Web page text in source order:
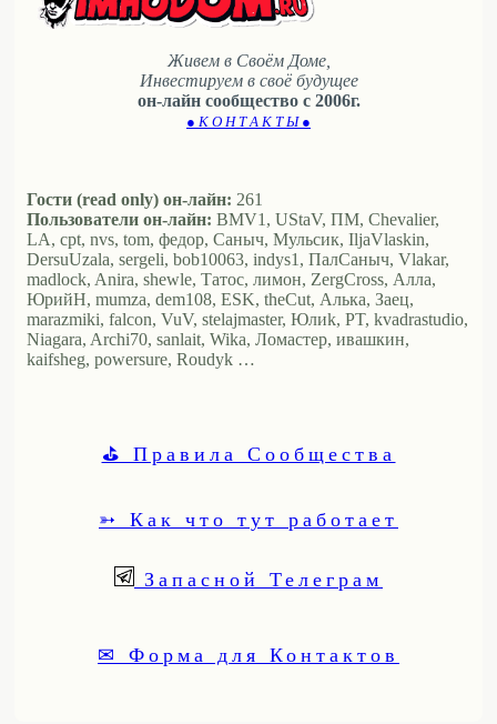
Живем в Своём Доме,
Инвестируем в своё будущее
он-лайн сообщество с 2006г.
● К О Н Т А К Т Ы ●
Гости (read only) он-лайн: 261
Пользователи он-лайн: BMV1, UStaV, ПМ, Chevalier,
LA, cpt, nvs, tom, федор, Саныч, Мульсик, IljaVlaskin,
DersuUzala, sergeli, bob10063, indys1, ПалСаныч, Vlakar,
madlock, Anira, shewle, Татос, лимон, ZergCross, Алла,
ЮрийН, mumza, dem108, ESK, theCut, Алька, Заец,
marazmiki, falcon, VuV, stelajmaster, Юлиk, PT, kvadrastudio,
Niagara, Archi70, sanlait, Wika, Ломастер, ивашкин,
kaifsheg, powersure, Roudyk …
⛳ Правила Сообщества
➳ Как что тут работает
Запасной Телеграм
✉ Форма для Контактов